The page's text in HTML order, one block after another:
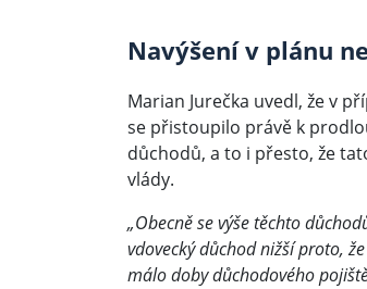
Navýšení v plánu
Marian Jurečka uvedl, že v
se přistoupilo právě k
důchodů, a to i přesto, že
vlády.
„Obecně se výše těchto
vdovecký důchod nižší proto,
málo doby důchodového